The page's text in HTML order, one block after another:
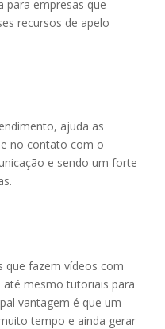
para empresas que
recursos de apelo
ajuda as
no contato com o
e sendo um forte
que fazem vídeos com
até mesmo tutoriais para
vantagem é que um
tempo e ainda gerar